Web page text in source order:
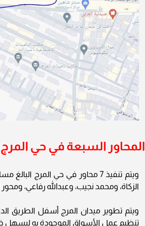
المحاور السبعة في حي المرج
الزكاة، ومحمد نجيب، وعبدالله رفاعي،
ويتم تطوير ميدان المرج أسفل الطريق
تنظيم عمل الأسواق الموجودة به ليسهل